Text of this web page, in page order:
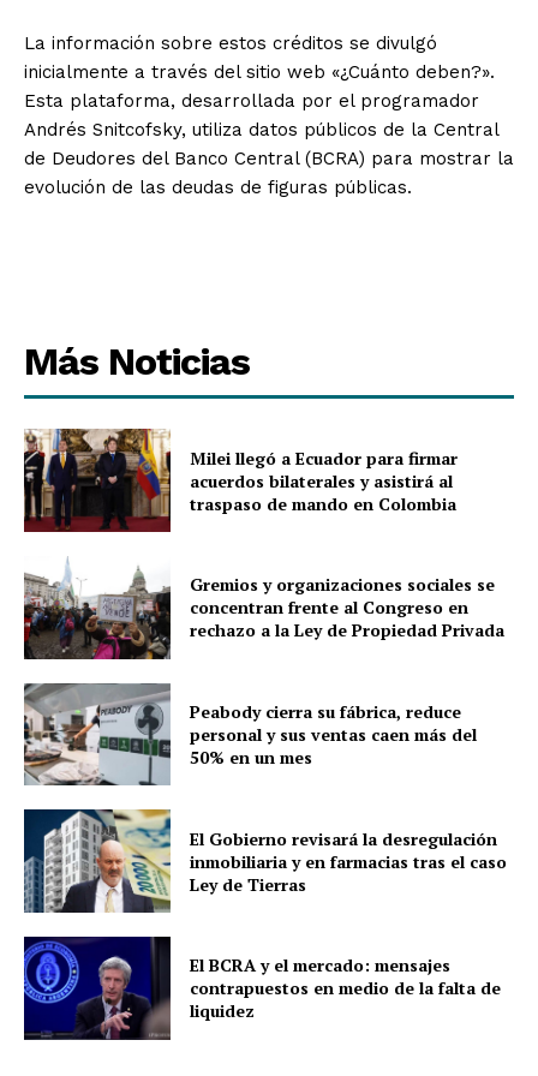
La información sobre estos créditos se divulgó
inicialmente a través del sitio web «¿Cuánto deben?».
Esta plataforma, desarrollada por el programador
Andrés Snitcofsky, utiliza datos públicos de la Central
de Deudores del Banco Central (BCRA) para mostrar la
evolución de las deudas de figuras públicas.
Más Noticias
Milei llegó a Ecuador para firmar
acuerdos bilaterales y asistirá al
traspaso de mando en Colombia
Gremios y organizaciones sociales se
concentran frente al Congreso en
rechazo a la Ley de Propiedad Privada
Peabody cierra su fábrica, reduce
personal y sus ventas caen más del
50% en un mes
El Gobierno revisará la desregulación
inmobiliaria y en farmacias tras el caso
Ley de Tierras
El BCRA y el mercado: mensajes
contrapuestos en medio de la falta de
liquidez